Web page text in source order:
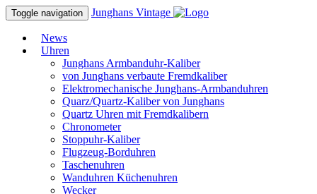
Toggle navigation Junghans Vintage
News
Uhren
Junghans Armbanduhr-Kaliber
von Junghans verbaute Fremdkaliber
Elektromechanische Junghans-Armbanduhren
Quarz/Quartz-Kaliber von Junghans
Quartz Uhren mit Fremdkalibern
Chronometer
Stoppuhr-Kaliber
Flugzeug-Borduhren
Taschenuhren
Wanduhren Küchenuhren
Wecker